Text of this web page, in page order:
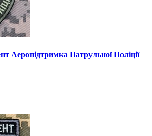
Аеропідтримка Патрульної Поліції